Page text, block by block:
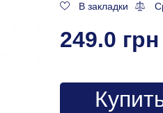
В закладки
249.0 грн